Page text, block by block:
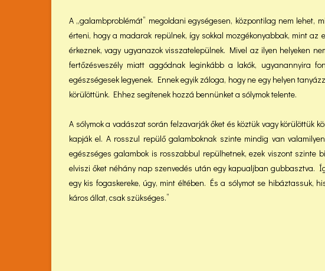
A „galambproblémát” megoldani egységesen, központilag nem lehet,
érteni, hogy a madarak repülnek, így sokkal mozgékonyabbak, mint
érkeznek, vagy ugyanazok visszatelepülnek. Mivel az ilyen helyeken
fertőzésveszély miatt aggódnak leginkább a lakók, ugyanannyira
egészségesek legyenek. Ennek egyik záloga, hogy ne egy helyen
körülöttünk. Ehhez segítenek hozzá bennünket a sólymok telente.
A sólymok a vadászat során felzavarják őket és köztük vagy körülöttük
kapják el. A rosszul repülő galamboknak szinte mindig van
egészséges galambok is rosszabbul repülhetnek, ezek viszont szinte
elviszi őket néhány nap szenvedés után egy kapualjban gubbasztva.
egy kis fogaskereke, úgy, mint éltében. És a sólymot se hibáztassuk,
káros állat, csak szükséges.”